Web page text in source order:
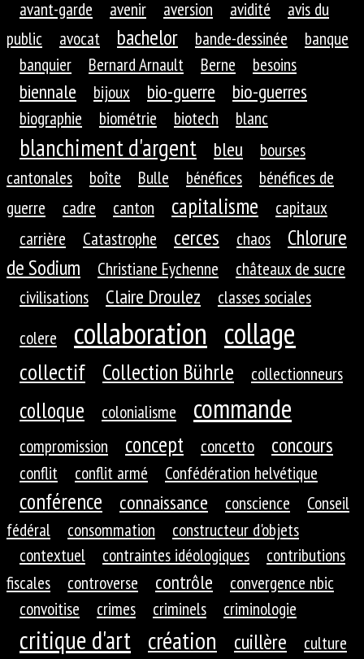
avant-garde avenir aversion avidité
avis du
public
avocat bachelor bande-dessinée
banque
banquier
Bernard Arnault Berne besoins
biennale bijoux bio-guerre bio-guerres
biographie biométrie biotech blanc
blanchiment d'argent bleu
bourses
cantonales
boîte Bulle bénéfices
bénéfices de
guerre
cadre canton capitalisme
capitaux
carrière
Catastrophe cerces chaos
Chlorure
de Sodium
Christiane Eychenne
châteaux de sucre
civilisations
Claire Droulez
classes sociales
colere
collaboration collage
collectif Collection Bührle collectionneurs
colloque colonialisme commande
compromission concept concetto concours
conflit conflit armé Confédération helvétique
conférence connaissance conscience
Conseil
fédéral
consommation
constructeur d'objets
contextuel
contraintes idéologiques
contributions
fiscales
controverse contrôle
convergence nbic
convoitise
crimes criminels criminologie
critique d'art création cuillère
culture